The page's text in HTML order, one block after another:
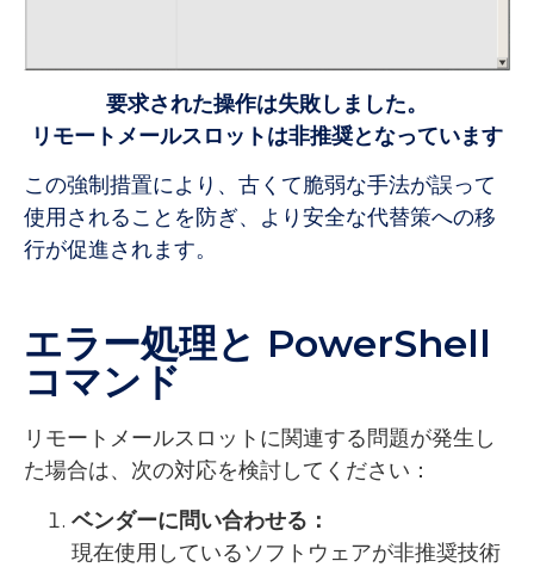
要求された操作は失敗しました。
リモートメールスロットは非推奨となっています
この強制措置により、古くて脆弱な手法が誤って
使用されることを防ぎ、より安全な代替策への移
行が促進されます。
エラー処理と PowerShell
コマンド
リモートメールスロットに関連する問題が発生し
た場合は、次の対応を検討してください：
ベンダーに問い合わせる：
現在使用しているソフトウェアが非推奨技術